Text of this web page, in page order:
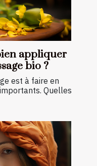
appliquer
bio ?
est à faire en
Quelles